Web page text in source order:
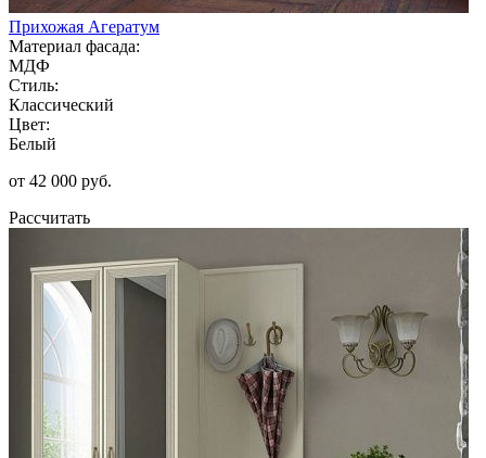
Прихожая Агератум
Материал фасада:
МДФ
Стиль:
Классический
Цвет:
Белый
от 42 000 руб.
Рассчитать